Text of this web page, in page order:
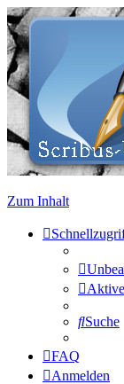
Zum Inhalt
Suche
FAQ
Anmelden